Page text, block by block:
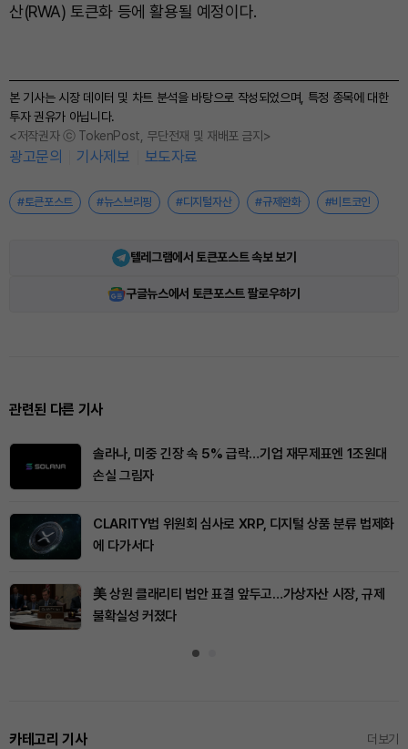
산(RWA) 토큰화 등에 활용될 예정이다.
본 기사는 시장 데이터 및 차트 분석을 바탕으로 작성되었으며, 특정 종목에 대한
투자 권유가 아닙니다.
<저작권자 ⓒ TokenPost, 무단전재 및 재배포 금지>
광고문의 기사제보 보도자료
#토큰포스트 #뉴스브리핑 #디지털자산 #규제완화 #비트코인
텔레그램에서 토큰포스트 속보 보기
구글뉴스에서 토큰포스트 팔로우하기
관련된 다른 기사
솔라나, 미중 긴장 속 5% 급락…기업 재무제표엔 1조원대
손실 그림자
CLARITY법 위원회 심사로 XRP, 디지털 상품 분류 법제화
에 다가서다
美 상원 클래리티 법안 표결 앞두고…가상자산 시장, 규제
불확실성 커졌다
카테고리 기사 더보기